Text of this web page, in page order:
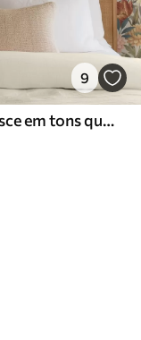
9
Jardim vintage floresce em tons quentes de terracota e pêssego